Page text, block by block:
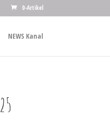
0-Artikel
NEWS Kanal